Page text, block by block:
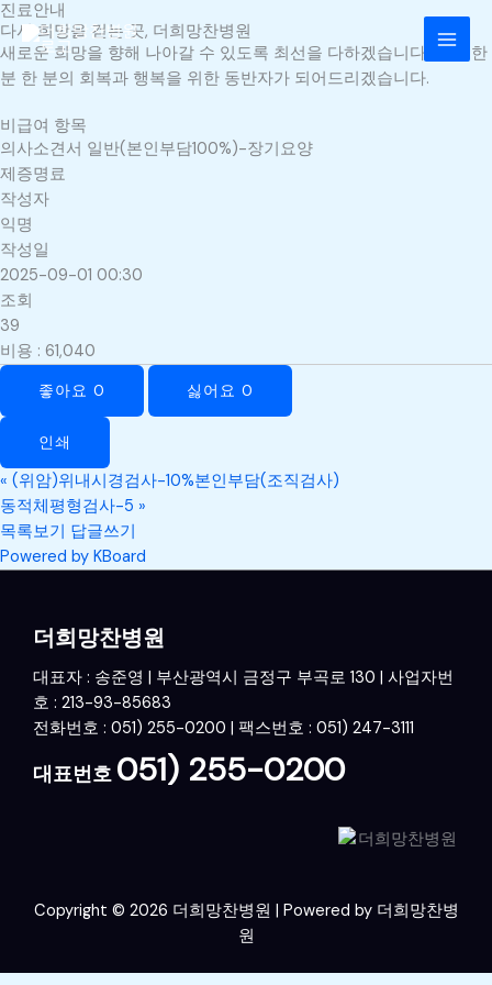
콘
텐
츠
로
너
뛰
기
진료안내
다시 희망을 걷는 곳, 더희망찬병원
새로운 희망을 향해 나아갈 수 있도록 최선을 다하겠습니다. 환자 한
분 한 분의 회복과 행복을 위한 동반자가 되어드리겠습니다.
비급여 항목
의사소견서 일반(본인부담100%)-장기요양
제증명료
작성자
익명
작성일
2025-09-01 00:30
조회
39
비용 : 61,040
좋아요 0 싫어요 0
인쇄
« (위암)위내시경검사-10%본인부담(조직검사)
동적체평형검사-5 »
목록보기
답글쓰기
Powered by KBoard
더희망찬병원
대표자 : 송준영 | 부산광역시 금정구 부곡로 130 | 사업자번
호 : 213-93-85683
전화번호 : 051) 255-0200 | 팩스번호 : 051) 247-3111
대표번호 051) 255-0200
Copyright © 2026 더희망찬병원 | Powered by 더희망찬병
원